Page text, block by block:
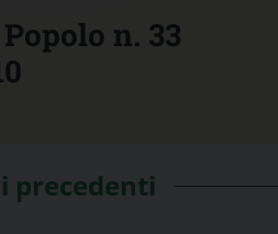
n. 33
precedenti